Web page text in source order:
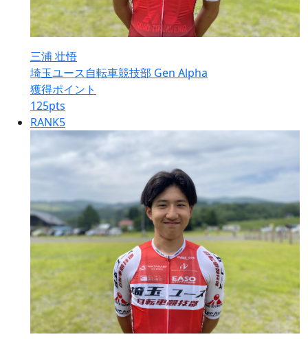
三浦 壮悟
埼玉ユース自転車競技部 Gen Alpha
獲得ポイント
125pts
RANK5